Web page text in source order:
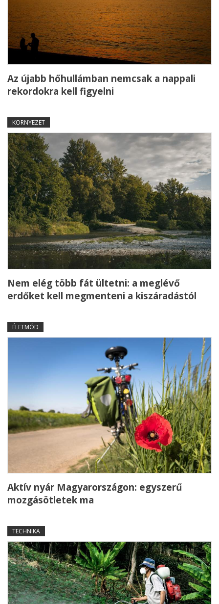
Az újabb hőhullámban nemcsak a nappali
rekordokra kell figyelni
KÖRNYEZET
Nem elég több fát ültetni: a meglévő
erdőket kell megmenteni a kiszáradástól
ÉLETMÓD
Aktív nyár Magyarországon: egyszerű
mozgásötletek ma
TECHNIKA